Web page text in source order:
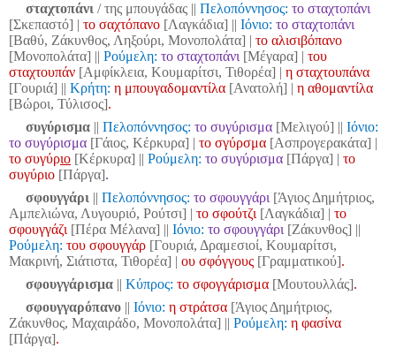
σταχτοπάνι / της μπουγάδας || Πελοπόννησος: το σταχτοπάνι
[Σκεπαστό] | το σαχτόπανο [Λαγκάδια] || Ιόνιο: το σταχτοπάνι
[Βαθύ, Ζάκυνθος, Ληξούρι, Μονοπολάτα] | το αλισιβόπανο
[Μονοπολάτα] || Ρούμελη: το σταχτοπάνι [Μέγαρα] | του
σταχτουπάν [Αμφίκλεια, Κουμαρίτσι, Τιθορέα] | η σταχτουπάνα
[Γουριά] || Κρήτη: η μπουγαδομαντίλα [Ανατολή] | η αθομαντίλα
[Βώροι, Τύλισος].
συγύρισμα || Πελοπόννησος: το συγύρισμα[Μελιγού] || Ιόνιο:
το συγύρισμα [Γάιος, Κέρκυρα] | το σγύρσμα [Ασπρογερακάτα] |
το συγύριο [Κέρκυρα] || Ρούμελη: το συγύρισμα [Πάργα] | το
συγύριο [Πάργα].
σφουγγάρι || Πελοπόννησος: το σφουγγάρι [Άγιος Δημήτριος,
Αμπελιώνα, Λυγουριό, Ρούτσι] | το σφούτζι [Λαγκάδια] | το
σφουγγάζι [Πέρα Μέλανα] || Ιόνιο: το σφουγγάρι [Ζάκυνθος] ||
Ρούμελη: του σφουγγάρ [Γουριά, Δραμεσιοί, Κουμαρίτσι,
Μακρινή, Σιάτιστα, Τιθορέα] | ου σφόγγους [Γραμματικού].
σφουγγάρισμα || Κύπρος: το σφογγάρισμα[Μουτουλλάς].
σφουγγαρόπανο || Ιόνιο: η στράτσα [Άγιος Δημήτριος,
Ζάκυνθος, Μαχαιράδο, Μονοπολάτα] || Ρούμελη: η φασίνα
[Πάργα].